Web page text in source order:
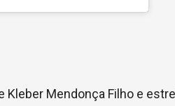
Mendonça Filho e